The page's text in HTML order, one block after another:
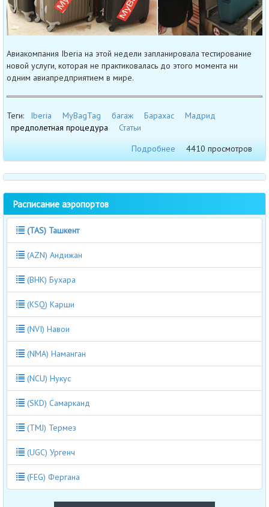
Авиакомпания Iberia на этой недели запланировала тестирование
новой услуги, которая не практиковалась до этого момента ни
одним авиапредприятием в мире.
Теги: Iberia MyBagTag багаж Барахас
Мадрид
предполетная процедура
Статьи
Подробнее
4410 просмотров
Расписание аэропортов
(TAS) Ташкент
(AZN) Андижан
(BHK) Бухара
(KSQ) Карши
(NVI) Навои
(NMA) Наманган
(NCU) Нукус
(SKD) Самарканд
(TMJ) Термез
(UGC) Ургенч
(FEG) Фергана